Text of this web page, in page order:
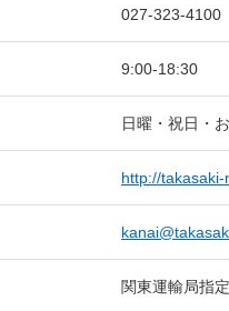
027-323-4100
9:00-18:30
日曜・祝日・
http://
関東運輸局指